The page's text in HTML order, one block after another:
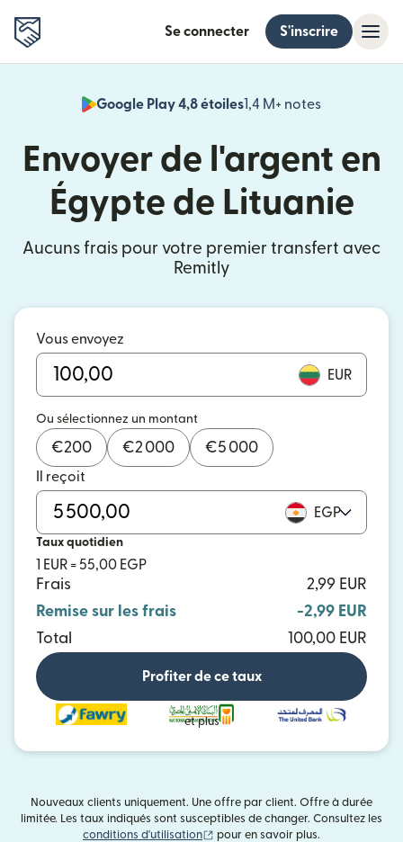
Se connecter S'inscrire
Google Play 4,8 étoiles1,4 M+ notes
Envoyer de l'argent en
Égypte de Lituanie
Aucuns frais pour votre premier transfert avec
Remitly
Vous envoyez
EUR
Ou sélectionnez un montant
€200 €2 000 €5 000
Il reçoit
EGP
Taux quotidien
1 EUR = 55,00 EGP
Frais
2,99 EUR
Remise sur les frais
-2,99 EUR
Total
100,00 EUR
Profiter de ce taux
et plus
Nouveaux clients uniquement. Une offre par client. Offre à durée
limitée. Les taux indiqués sont susceptibles de changer. Consultez les
conditions d'utilisation
(s'ouvre dans une nouvelle fenêtre)
pour en savoir plus.